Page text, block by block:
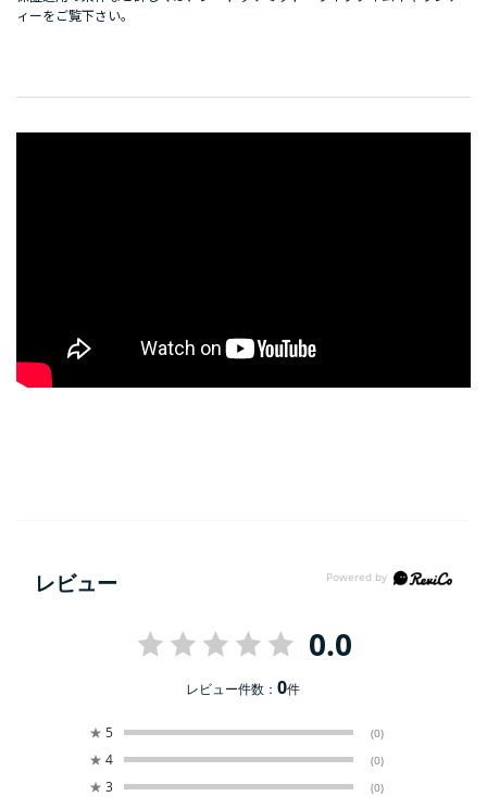
ィーをご覧下さい。
レビュー
0.0
レビュー件数：0件
★ 5 (0)
★ 4 (0)
★ 3 (0)